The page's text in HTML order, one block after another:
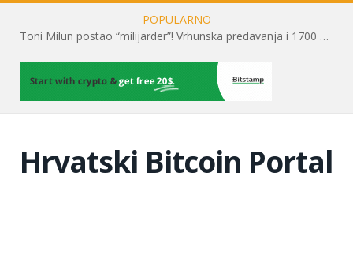
POPULARNO
Toni Milun postao “milijarder”! Vrhunska predavanja i 1700 posjetitelja obilježili su mjesec financijske pismenosti
Hrvatski Bitcoin Portal